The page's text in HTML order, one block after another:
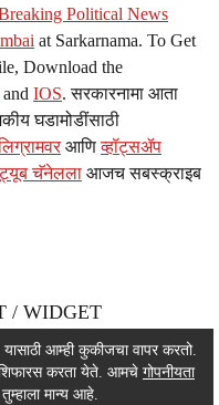
Political News
at Sarkarnama. To Get
Download the
and IOS. सरकारनामा आता
घडामोडींसाठी
आणिव्हॉट्सॲप
चॅनेलला आजच सबस्क्राइब
/ WIDGET
/ WIDGET
/ WIDGET
आम्ही कुकीजचा वापर करतो.
करता येते. आमचे गोपनीयता
मान्य आहे.